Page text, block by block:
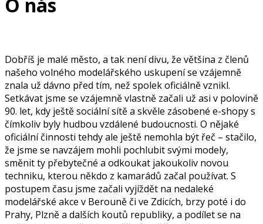
O nás
Dobříš je malé město, a tak není divu, že většina z členů
našeho volného modelářského uskupení se vzájemně
znala už dávno před tím, než spolek oficiálně vznikl.
Setkávat jsme se vzájemně vlastně začali už asi v polovině
90. let, kdy ještě sociální sítě a skvěle zásobené e-shopy s
čímkoliv byly hudbou vzdálené budoucnosti. O nějaké
oficiální činnosti tehdy ale ještě nemohla být řeč – stačilo,
že jsme se navzájem mohli pochlubit svými modely,
směnit ty přebytečné a odkoukat jakoukoliv novou
techniku, kterou někdo z kamarádů začal používat. S
postupem času jsme začali vyjíždět na nedaleké
modelářské akce v Berouně či ve Zdicích, brzy poté i do
Prahy, Plzně a dalších koutů republiky, a podílet se na